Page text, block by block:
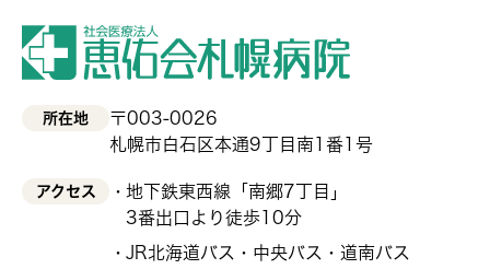
所在地
〒003-0026
札幌市白石区本通9丁目南1番1号
アクセス
地下鉄東西線「南郷7丁目」
3番出口より徒歩10分
JR北海道バス・中央バス・道南バス